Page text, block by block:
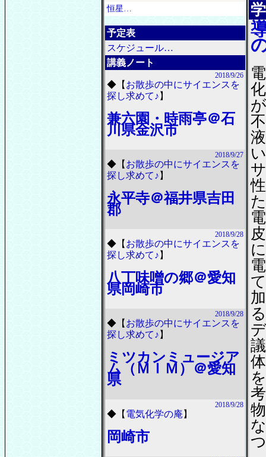
恒星…
予定表
スケジュール…
講義ノート
2018/9/26
◆ 【 お散歩の中にサイエンスを
探し求めて♪ 】
兼六園・時雨亭＠石
川県金沢市
2018/9/27
◆ 【 お散歩の中にサイエンスを
探し求めて♪ 】
永平寺＠福井県吉田
郡
2018/9/28
◆ 【 お散歩の中にサイエンスを
探し求めて♪ 】
八丁味噌の郷＠愛知
県岡崎市
2018/9/28
◆ 【 お散歩の中にサイエンスを
探し求めて♪ 】
ミツカンミュージア
ム（ＭＩＭ）＠愛知
県
2018/9/28
◆ 【 電気化学の庵 】
岡崎市